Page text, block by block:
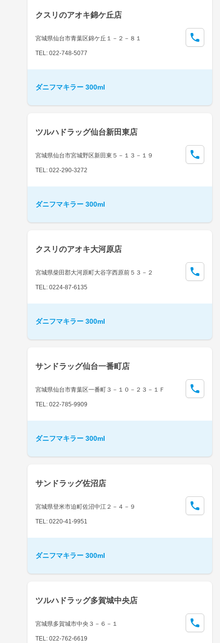
クスリのアオキ錦ケ丘店
宮城県仙台市青葉区錦ケ丘１－２－８１
TEL: 022-748-5077
ダニフマキラー 300ml
ツルハドラッグ仙台新田東店
宮城県仙台市宮城野区新田東５－１３－１９
TEL: 022-290-3272
ダニフマキラー 300ml
クスリのアオキ大河原店
宮城県柴田郡大河原町大谷字西原前５３－２
TEL: 0224-87-6135
ダニフマキラー 300ml
サンドラッグ仙台一番町店
宮城県仙台市青葉区一番町３－１０－２３－１Ｆ
TEL: 022-785-9909
ダニフマキラー 300ml
サンドラッグ佐沼店
宮城県登米市迫町佐沼中江２－４－９
TEL: 0220-41-9951
ダニフマキラー 300ml
ツルハドラッグ多賀城中央店
宮城県多賀城市中央３－６－１
TEL: 022-762-6619